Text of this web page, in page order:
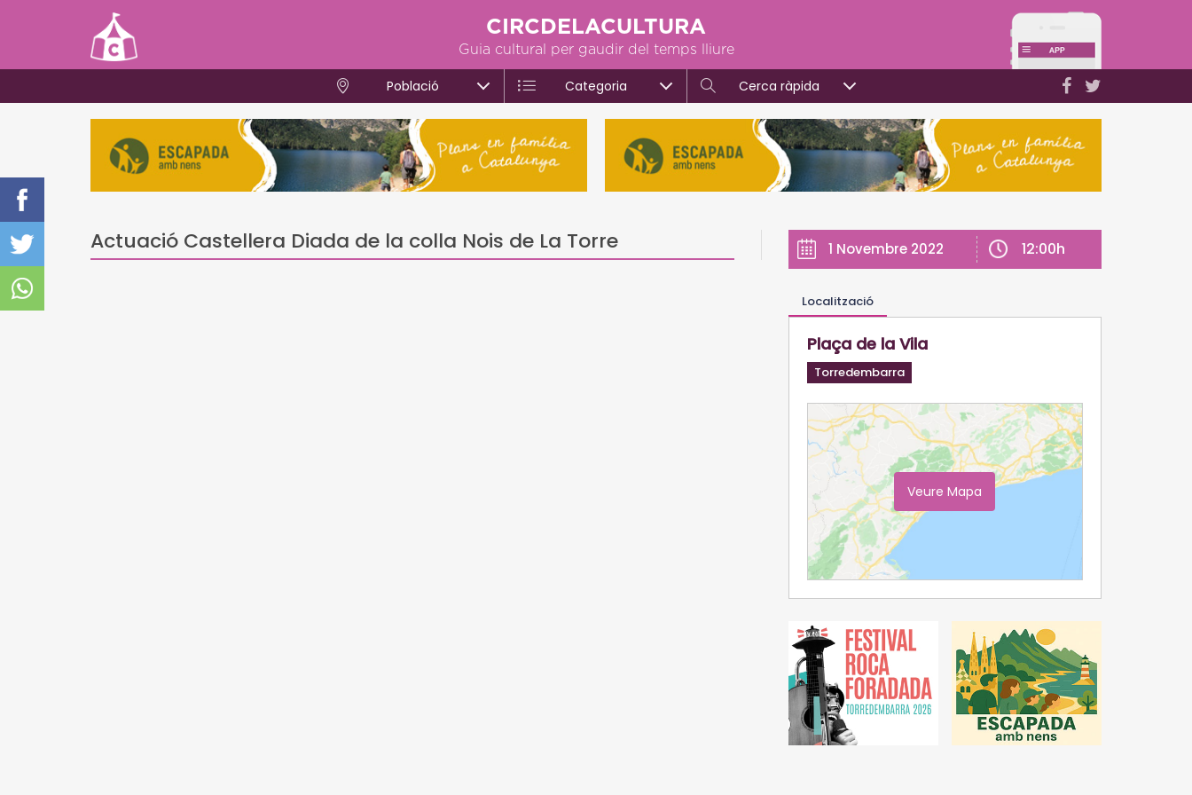
CIRCDELACULTURA
Guia cultural per gaudir del temps lliure
Població Categoria Cerca ràpida
Actuació Castellera Diada de la colla Nois de La Torre 1 Novembre 2022 12:00h
Localització
Plaça de la Vila
Torredembarra
Veure Mapa